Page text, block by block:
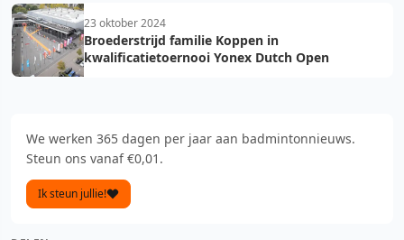
23 oktober 2024
Broederstrijd familie Koppen in
kwalificatietoernooi Yonex Dutch Open
We werken 365 dagen per jaar aan badmintonnieuws.
Steun ons vanaf €0,01.
Ik steun jullie!